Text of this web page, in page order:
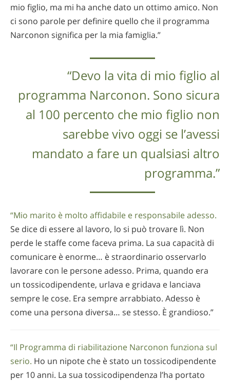
mio figlio, ma mi ha anche dato un ottimo amico. Non
ci sono parole per definire quello che il programma
Narconon significa per la mia famiglia.”
“Devo la vita di mio figlio al
programma Narconon. Sono sicura
al 100 percento che mio figlio non
sarebbe vivo oggi se l’avessi
mandato a fare un qualsiasi altro
programma.”
“Mio marito è molto affidabile e responsabile adesso.
Se dice di essere al lavoro, lo si può trovare lì. Non
perde le staffe come faceva prima. La sua capacità di
comunicare è enorme… è straordinario osservarlo
lavorare con le persone adesso. Prima, quando era
un tossicodipendente, urlava e gridava e lanciava
sempre le cose. Era sempre arrabbiato. Adesso è
come una persona diversa… se stesso. È grandioso.”
“Il Programma di riabilitazione Narconon funziona sul
serio. Ho un nipote che è stato un tossicodipendente
per 10 anni. La sua tossicodipendenza l’ha portato